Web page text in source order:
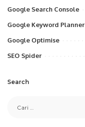
Google Search Console
Google Keyword Planner
Google Optimise
SEO Spider
Search